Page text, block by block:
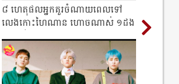
៨ ហេតុផលអ្នកគួរចំណាយពេលទៅ
លេងកោះហៃណាន ហោចណាស់ ១ដង